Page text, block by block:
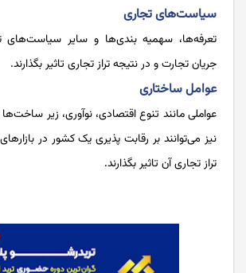
سیاست‌های تجاری
تعرفه‌ها، سهمیه ‌بندی‌ها و سایر سیاست‌های
جریان تجارت و در نتیجه تراز تجاری تاثیر بگذارند.
عوامل ساختاری
عواملی مانند تنوع اقتصادی، نوآوری، زیر
نیز می‌توانند بر رقابت ‌پذیری یک کشور در
تراز تجاری آن تاثیر بگذارند.